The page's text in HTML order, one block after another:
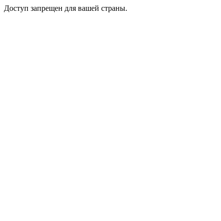
Доступ запрещен для вашей страны.